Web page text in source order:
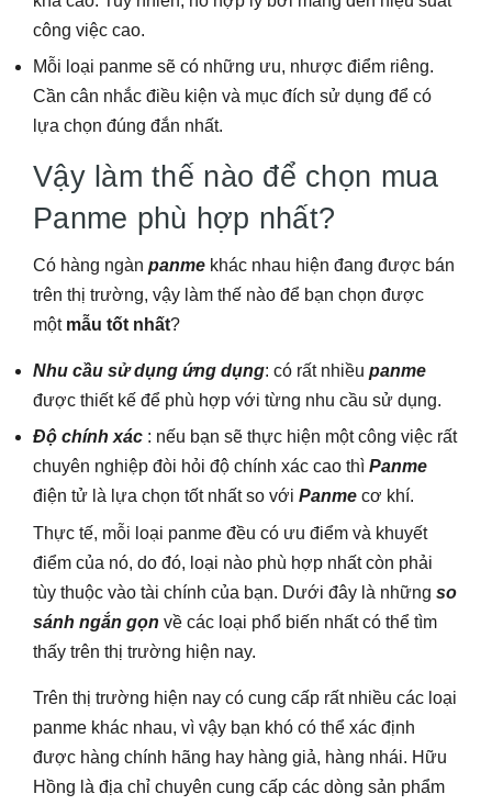
công việc cao.
Mỗi loại panme sẽ có những ưu, nhược điểm riêng.
Cần cân nhắc điều kiện và mục đích sử dụng để có
lựa chọn đúng đắn nhất.
Vậy làm thế nào để chọn mua
Panme phù hợp nhất?
Có hàng ngàn panme khác nhau hiện đang được bán
trên thị trường, vậy làm thế nào để bạn chọn được
một mẫu tốt nhất?
Nhu cầu sử dụng ứng dụng: có rất nhiều panme
được thiết kế để phù hợp với từng nhu cầu sử dụng.
Độ chính xác : nếu bạn sẽ thực hiện một công việc rất
chuyên nghiệp đòi hỏi độ chính xác cao thì Panme
điện tử là lựa chọn tốt nhất so với Panme cơ khí.
Thực tế, mỗi loại panme đều có ưu điểm và khuyết
điểm của nó, do đó, loại nào phù hợp nhất còn phải
tùy thuộc vào tài chính của bạn. Dưới đây là những so
sánh ngắn gọn về các loại phổ biến nhất có thể tìm
thấy trên thị trường hiện nay.
Trên thị trường hiện nay có cung cấp rất nhiều các loại
panme khác nhau, vì vậy bạn khó có thể xác định
được hàng chính hãng hay hàng giả, hàng nhái. Hữu
Hồng là địa chỉ chuyên cung cấp các dòng sản phẩm